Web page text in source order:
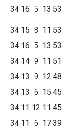
34 16 5 13 53
34 15 8 11 53
34 16 5 13 53
34 14 9 11 51
34 13 9 12 48
34 13 6 15 45
34 11 12 11 45
34 11 6 17 39